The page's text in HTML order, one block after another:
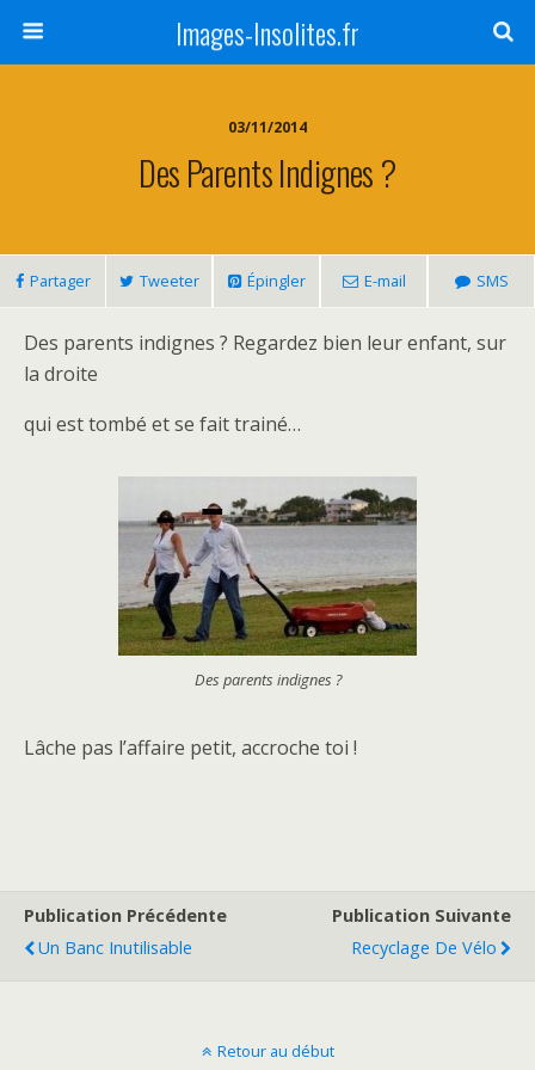
Images-Insolites.fr
03/11/2014
Des Parents Indignes ?
Partager Tweeter Épingler E-mail SMS
Des parents indignes ? Regardez bien leur enfant, sur
la droite
qui est tombé et se fait trainé…
Des parents indignes ?
Lâche pas l’affaire petit, accroche toi !
Publication Précédente
Un Banc Inutilisable
Publication Suivante
Recyclage De Vélo
Retour au début